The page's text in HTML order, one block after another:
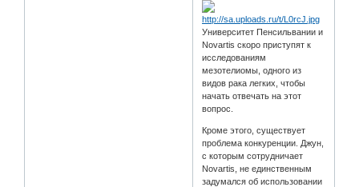
Университет Пенсильвании и
Novartis скоро приступят к
исследованиям
мезотелиомы, одного из
видов рака легких, чтобы
начать отвечать на этот
вопрос.
Кроме этого, существует
проблема конкуренции. Джун,
с которым сотрудничает
Novartis, не единственным
задумался об использовании